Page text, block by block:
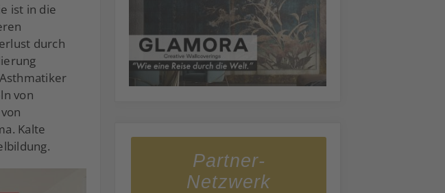
ist in die
durch
von
Kalte
Partner-
Netzwerk